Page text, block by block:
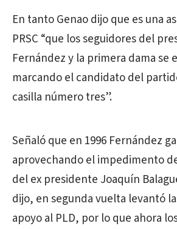
En tanto Genao dijo que es una
PRSC “que los seguidores del
Fernández y la primera dama se
marcando el candidato del
casilla número tres”.
Señaló que en 1996 Fernández
aprovechando el impedimento
del ex presidente Joaquín
dijo, en segunda vuelta levantó
apoyo al PLD, por lo que ahora